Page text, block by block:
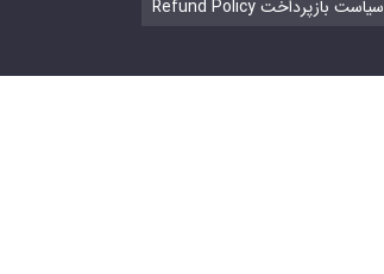
Refund Policy سیاست بازپرداخت